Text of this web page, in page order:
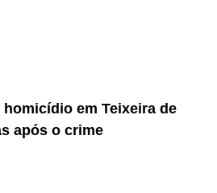
em Teixeira de
após o crime